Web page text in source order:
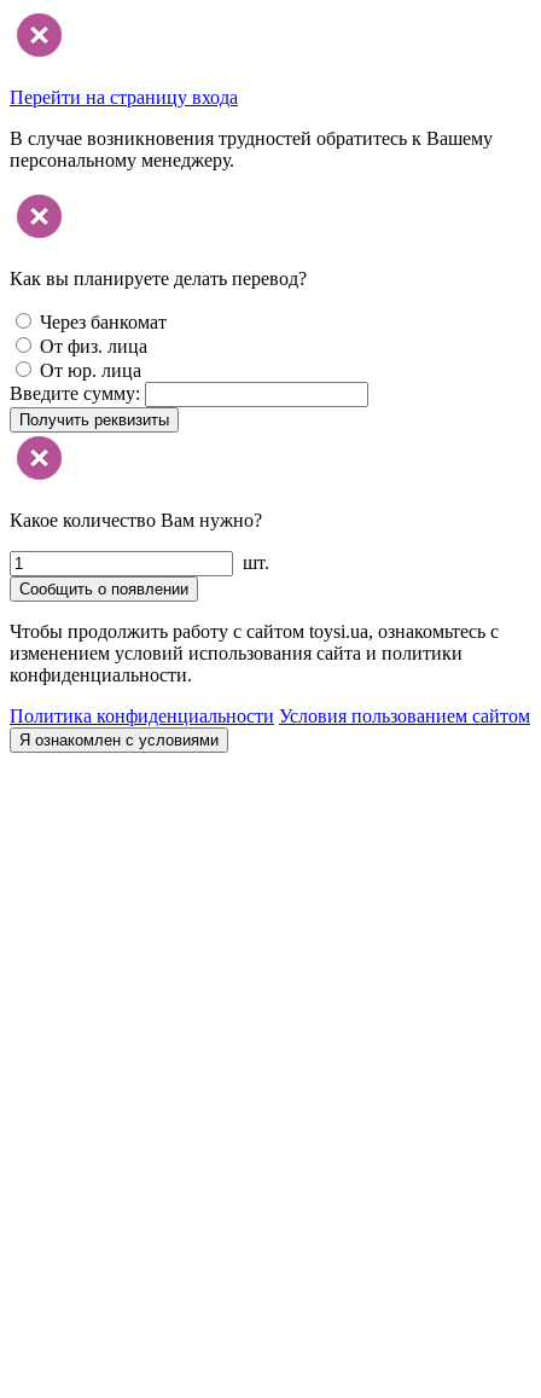
Перейти на страницу входа
В случае возникновения трудностей обратитесь к Вашему
персональному менеджеру.
Как вы планируете делать перевод?
Через банкомат
От физ. лица
От юр. лица
Введите сумму:
Получить реквизиты
Какое количество Вам нужно?
шт.
Сообщить о появлении
Чтобы продолжить работу с сайтом toysi.ua, ознакомьтесь с
изменением условий использования сайта и политики
конфиденциальности.
Политика конфиденциальности Условия пользованием сайтом
Я ознакомлен с условиями